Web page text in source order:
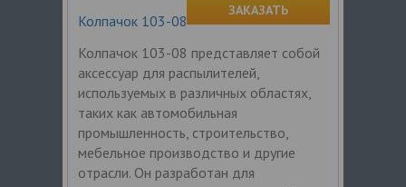
Колпачок 103-08
Колпачок 103-08 представляет собой
аксессуар для распылителей,
используемых в различных областях,
таких как автомобильная
промышленность, строительство,
мебельное производство и другие
отрасли. Он разработан для
ЗАКАЗАТЬ